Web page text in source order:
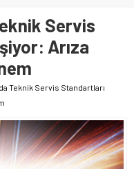
Servis
Arıza
Teknik Servis Standartları